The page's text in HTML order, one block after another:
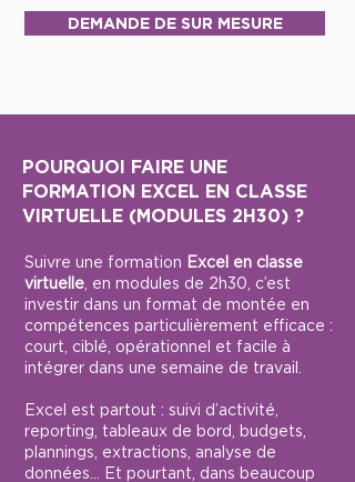
DEMANDE DE SUR MESURE
POURQUOI FAIRE UNE
FORMATION EXCEL EN CLASSE
VIRTUELLE (MODULES 2H30) ?
Suivre une formation Excel en classe
virtuelle , en modules de 2h30, c’est
investir dans un format de montée en
compétences particulièrement efficace :
court, ciblé, opérationnel et facile à
intégrer dans une semaine de travail.
Excel est partout : suivi d’activité,
reporting, tableaux de bord, budgets,
plannings, extractions, analyse de
données… Et pourtant, dans beaucoup